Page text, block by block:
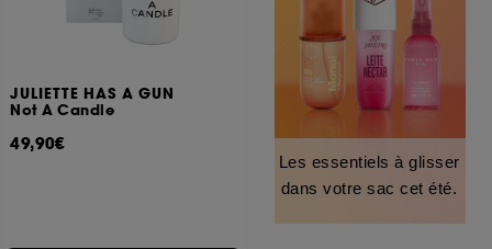
JULIETTE HAS A GUN
Not A Candle
49,90€
Les essentiels à glisser
dans votre sac cet été.